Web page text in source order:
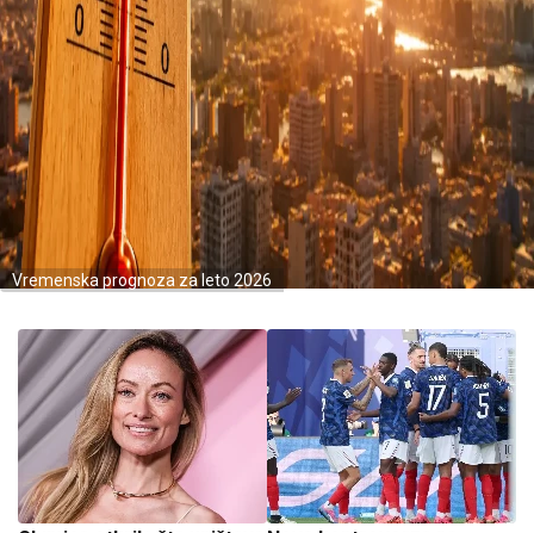
Vremenska prognoza za leto 2026